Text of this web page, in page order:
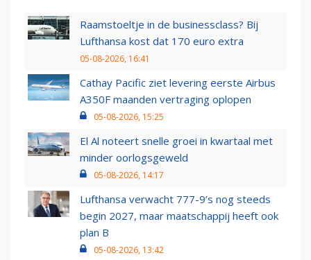
Raamstoeltje in de businessclass? Bij
Lufthansa kost dat 170 euro extra
05-08-2026, 16:41
Cathay Pacific ziet levering eerste Airbus
A350F maanden vertraging oplopen
05-08-2026, 15:25
El Al noteert snelle groei in kwartaal met
minder oorlogsgeweld
05-08-2026, 14:17
Lufthansa verwacht 777-9’s nog steeds
begin 2027, maar maatschappij heeft ook
plan B
05-08-2026, 13:42